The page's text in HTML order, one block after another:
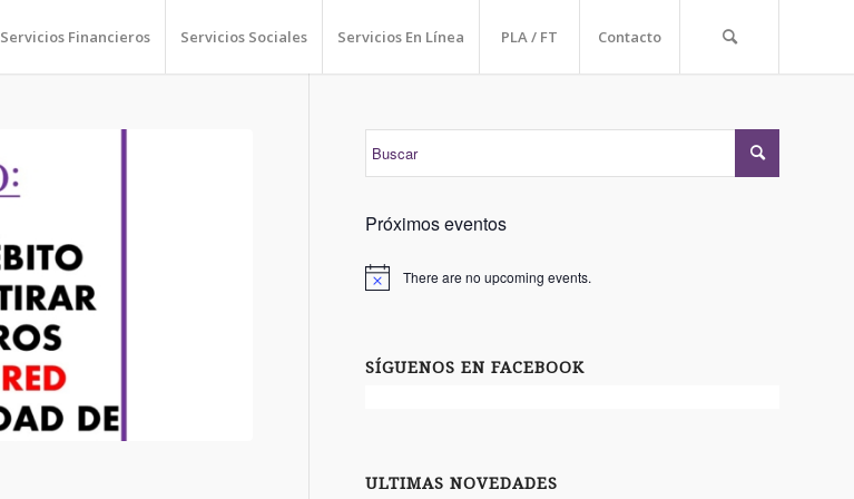
Servicios Financieros Servicios Sociales Servicios En Línea PLA / FT Contacto
Próximos eventos
There are no upcoming events.
SÍGUENOS EN FACEBOOK
ULTIMAS NOVEDADES